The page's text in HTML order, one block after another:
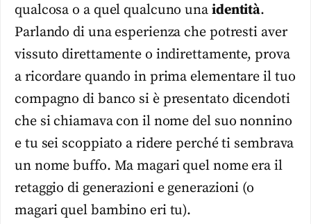
qualcosa o a quel qualcuno una identità.
Parlando di una esperienza che potresti aver
vissuto direttamente o indirettamente, prova
a ricordare quando in prima elementare il tuo
compagno di banco si è presentato dicendoti
che si chiamava con il nome del suo nonnino
e tu sei scoppiato a ridere perché ti sembrava
un nome buffo. Ma magari quel nome era il
retaggio di generazioni e generazioni (o
magari quel bambino eri tu).